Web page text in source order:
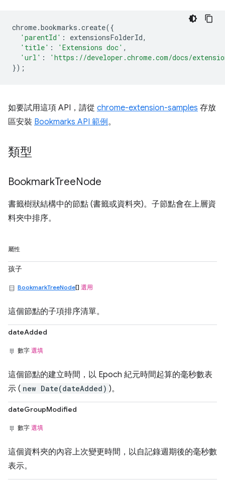
chrome.bookmarks .create({
'parentId' : extensionsFolderId,
'title' : 'Extensions doc' ,
'url' :
'https://developer.chrome.com/docs/
});
如要試用這項 API，請從 chrome-extension-samples 存放
區安裝 Bookmarks API 範例。
類型
BookmarkTreeNode
書籤樹狀結構中的節點 (書籤或資料夾)。子節點會在上層資
料夾中排序。
屬性
孩子
BookmarkTreeNode[] 選用
這個節點的子項排序清單。
dateAdded
數字 選填
這個節點的建立時間，以 Epoch 紀元時間起算的毫秒數表
示 ( new Date(dateAdded) )。
dateGroupModified
數字 選填
這個資料夾的內容上次變更時間，以自記錄週期後的毫秒數
表示。